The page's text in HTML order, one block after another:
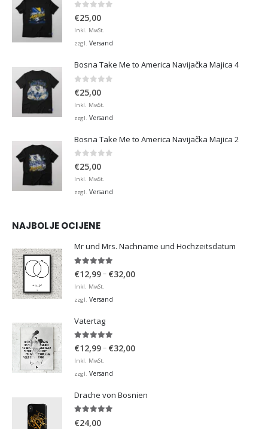
0 von 5
€25,00
Inkl. MwSt.
zzgl. Versand
Bosna Take Me to America Navijačka Majica 4
€25,00
Inkl. MwSt.
zzgl. Versand
Bosna Take Me to America Navijačka Majica 2
0 von 5
€25,00
Inkl. MwSt.
zzgl. Versand
NAJBOLJE OCIJENE
Mr und Mrs. Nachname und Hochzeitsdatum
€12,99– €32,00Preisspanne:
Inkl. MwSt.
zzgl. Versand
Vatertag
5.00von 5
€12,99– €32,00Preisspanne:
Inkl. MwSt.
zzgl. Versand
Drache von Bosnien
€24,00